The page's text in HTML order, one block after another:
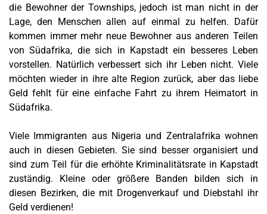
die Bewohner der Townships, jedoch ist man nicht in der
Lage, den Menschen allen auf einmal zu helfen. Dafür
kommen immer mehr neue Bewohner aus anderen Teilen
von Südafrika, die sich in Kapstadt ein besseres Leben
vorstellen. Natürlich verbessert sich ihr Leben nicht. Viele
möchten wieder in ihre alte Region zurück, aber das liebe
Geld fehlt für eine einfache Fahrt zu ihrem Heimatort in
Südafrika.
Viele Immigranten aus Nigeria und Zentralafrika wohnen
auch in diesen Gebieten. Sie sind besser organisiert und
sind zum Teil für die erhöhte Kriminalitätsrate in Kapstadt
zuständig. Kleine oder größere Banden bilden sich in
diesen Bezirken, die mit Drogenverkauf und Diebstahl ihr
Geld verdienen!